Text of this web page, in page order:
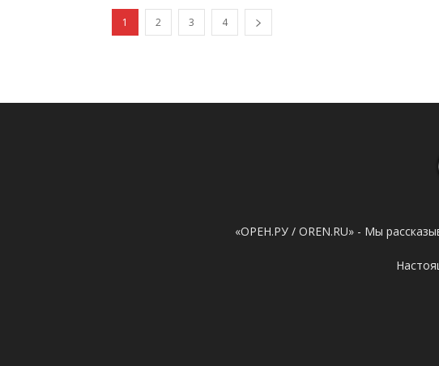
1 2 3 4
«ОРЕН.РУ / OREN.RU» - Мы